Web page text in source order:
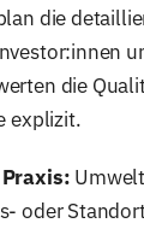
die
die
explizit.
oder